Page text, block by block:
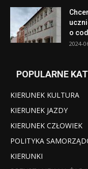
o
2024-
POPULARNE
KIERUNEK KULTURA
KIERUNEK JAZDY
KIERUNEK CZŁOWIEK
POLITYKA
KIERUNKI